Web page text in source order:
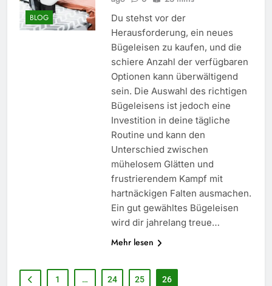
BLOG
Du stehst vor der
Herausforderung, ein neues
Bügeleisen zu kaufen, und die
schiere Anzahl der verfügbaren
Optionen kann überwältigend
sein. Die Auswahl des richtigen
Bügeleisens ist jedoch eine
Investition in deine tägliche
Routine und kann den
Unterschied zwischen
mühelosem Glätten und
frustrierendem Kampf mit
hartnäckigen Falten ausmachen.
Ein gut gewähltes Bügeleisen
wird dir jahrelang treue…
Mehr lesen
1 … 24 25 26
Gemüse Sie jetzt pflanzen